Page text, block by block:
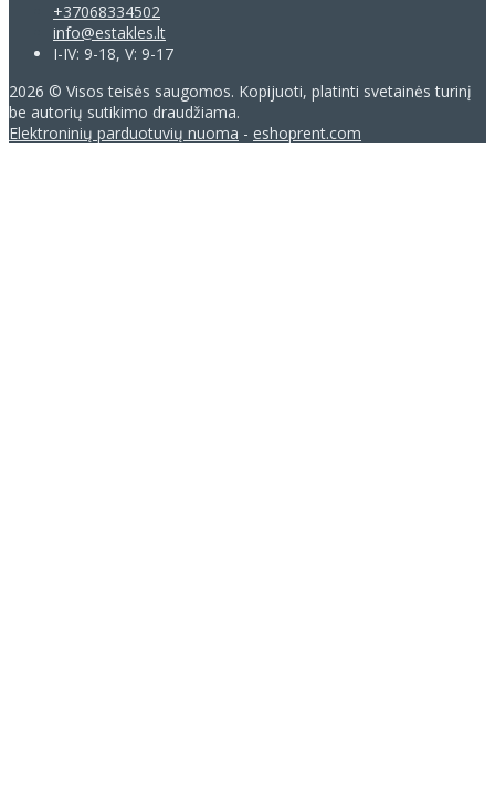
+37068334502
info@estakles.lt
I-IV: 9-18, V: 9-17
2026 © Visos teisės saugomos. Kopijuoti, platinti svetainės turinį
be autorių sutikimo draudžiama.
Elektroninių parduotuvių nuoma - eshoprent.com